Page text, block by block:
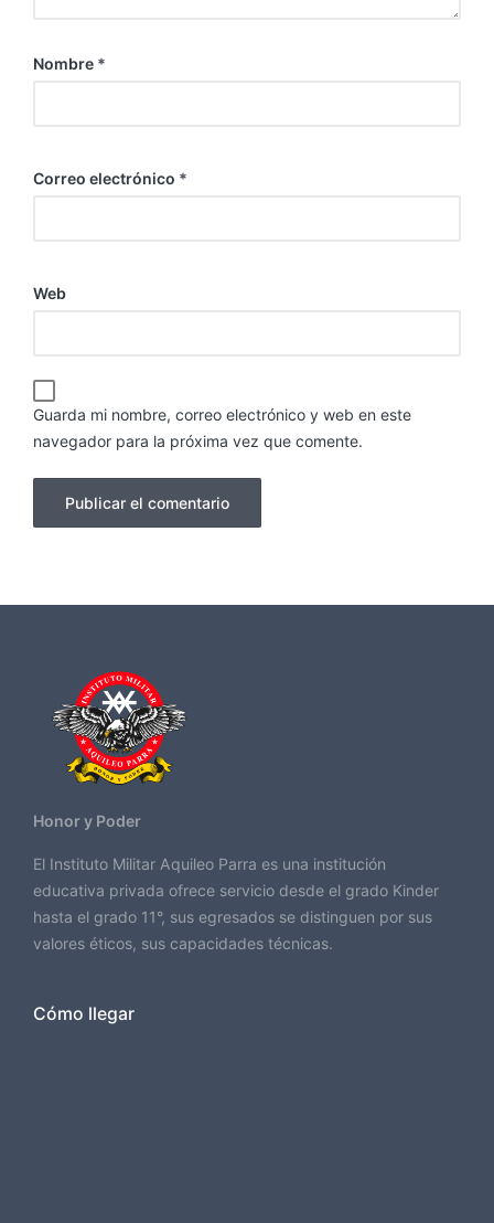
Nombre *
Correo electrónico *
Web
Guarda mi nombre, correo electrónico y web en este
navegador para la próxima vez que comente.
Honor y Poder
El Instituto Militar Aquileo Parra es una institución
educativa privada ofrece servicio desde el grado Kinder
hasta el grado 11°, sus egresados se distinguen por sus
valores éticos, sus capacidades técnicas.
Cómo llegar